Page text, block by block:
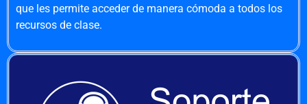
que les permite acceder de manera cómoda a todos los
recursos de clase.